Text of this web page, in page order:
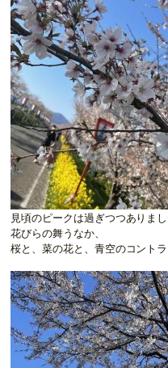
見頃のピークは過ぎつつありまし
花びらの舞うなか、
桜と、菜の花と、青空のコント